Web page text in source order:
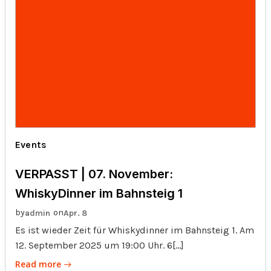
Events
VERPASST | 07. November:
WhiskyDinner im Bahnsteig 1
byadmin onApr. 8
Es ist wieder Zeit für Whiskydinner im Bahnsteig 1. Am
12. September 2025 um 19:00 Uhr. 6[…]
Read more